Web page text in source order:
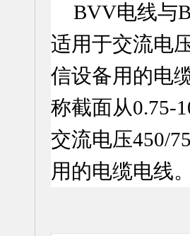
BVV电线与
适用于交流电
信设备用的电
称截面从0.75-
交流电压450/
用的电缆电线。